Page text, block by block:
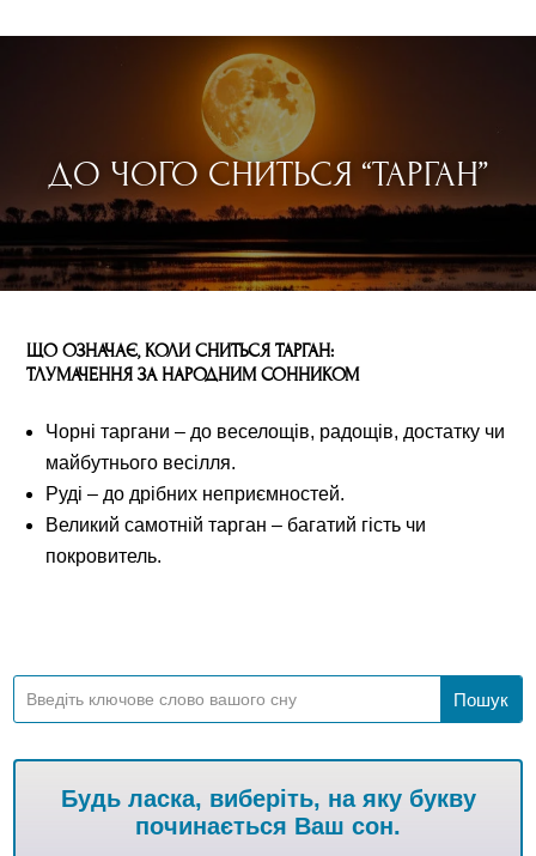
ДО ЧОГО СНИТЬСЯ “ТАРГАН”
ЩО ОЗНАЧАЄ, КОЛИ СНИТЬСЯ ТАРГАН:
ТЛУМАЧЕННЯ ЗА НАРОДНИМ СОННИКОМ
Чорні таргани – до веселощів, радощів, достатку чи
майбутнього весілля.
Руді – до дрібних неприємностей.
Великий самотній тарган – багатий гість чи
покровитель.
Будь ласка, виберіть, на яку букву
починається Ваш сон.